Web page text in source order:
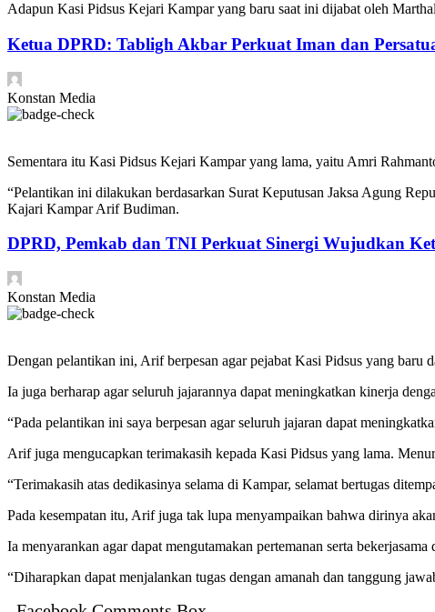
Adapun Kasi Pidsus Kejari Kampar yang baru saat ini dijabat oleh
Ketua DPRD: Tabligh Akbar Perkuat Iman dan
Konstan Media
Sementara itu Kasi Pidsus Kejari Kampar yang lama, yaitu Amri
“Pelantikan ini dilakukan berdasarkan Surat Keputusan Jaksa Agung
Kajari Kampar Arif Budiman.
DPRD, Pemkab dan TNI Perkuat Sinergi Wujudkan
Konstan Media
Dengan pelantikan ini, Arif berpesan agar pejabat Kasi Pidsus yang baru
Ia juga berharap agar seluruh jajarannya dapat meningkatkan kinerja
“Pada pelantikan ini saya berpesan agar seluruh jajaran dapat
Arif juga mengucapkan terimakasih kepada Kasi Pidsus yang lama.
“Terimakasih atas dedikasinya selama di Kampar, selamat bertugas
Pada kesempatan itu, Arif juga tak lupa menyampaikan bahwa dirinya
Ia menyarankan agar dapat mengutamakan pertemanan serta
“Diharapkan dapat menjalankan tugas dengan amanah dan tanggung